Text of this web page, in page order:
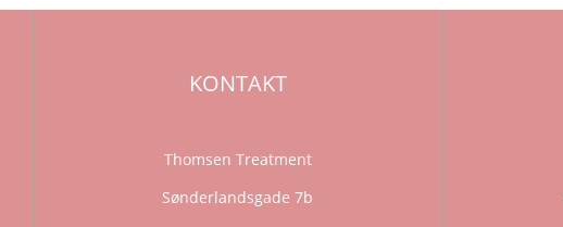
KONTAKT
Thomsen Treatment
Sønderlandsgade 7b